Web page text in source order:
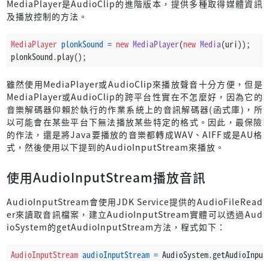
MediaPlayer是AudioClip的進階版本，提供多種取得媒體資訊
及播放控制的方法。
MediaPlayer plonkSound = new MediaPlayer(new Media(uri));
plonkSound.play();
雖然使用MediaPlayer或AudioClip來播放聲音十分方便，但是
MediaPlayer或AudioClip的跨平台性實在不怎麼好，因為它的
音樂解碼器仰賴於執行的作業系統上的音訊解碼器(函式庫)，所
以可能會在某些平台下無法播放某些特定的格式。因此，最保險
的作法，還是將Java要播放的音樂都轉成WAV、AIFF或是AU格
式，然後使用以下提到的AudioInputStream來播放。
使用AudioInputStream播放音訊
AudioInputStream會使用JDK Service提供的AudioFileRead
er來讀取音訊檔案，建立AudioInputStream實體可以透過Aud
ioSystem的getAudioInputStream方法，程式如下：
AudioInputStream audioInputStream =